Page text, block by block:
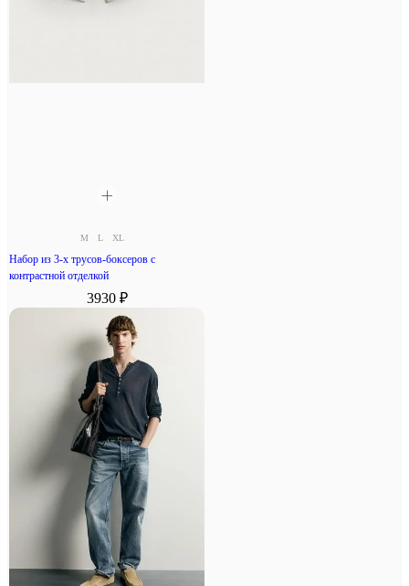
M L XL
Набор из 3-х трусов-боксеров с
контрастной отделкой
3930 ₽